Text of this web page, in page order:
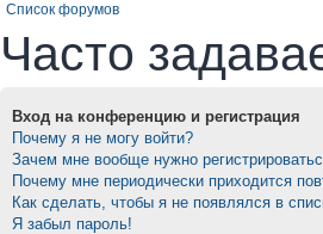
Список форумов
Часто
Вход на конференцию и регистрация
Почему я не могу войти?
Зачем мне вообще нужно
Почему мне периодически приходится
Как сделать, чтобы я не появлялся в
Я забыл пароль!